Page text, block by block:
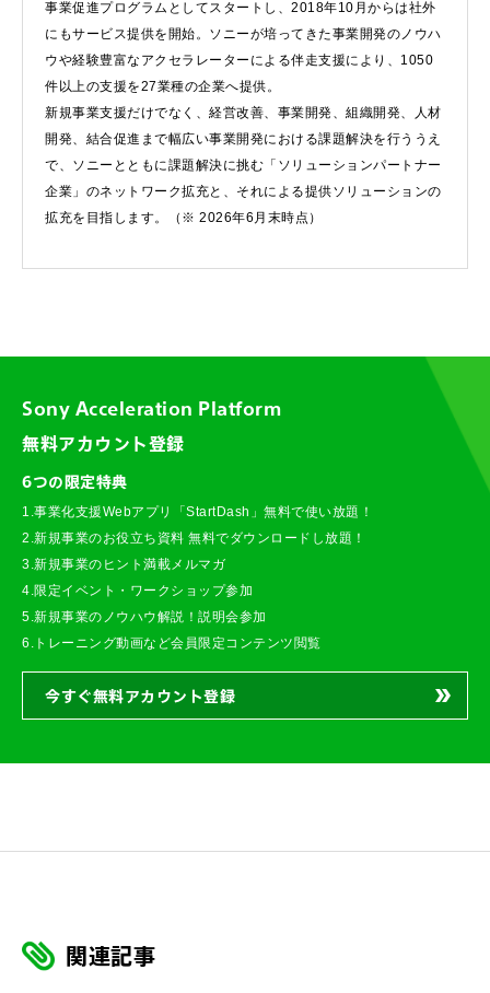
事業促進プログラムとしてスタートし、2018年10月からは社外
にもサービス提供を開始。ソニーが培ってきた事業開発のノウハ
ウや経験豊富なアクセラレーターによる伴走支援により、1050
件以上の支援を27業種の企業へ提供。
新規事業支援だけでなく、経営改善、事業開発、組織開発、人材
開発、結合促進まで幅広い事業開発における課題解決を行ううえ
で、ソニーとともに課題解決に挑む「ソリューションパートナー
企業」のネットワーク拡充と、それによる提供ソリューションの
拡充を目指します。（※ 2026年6月末時点）
Sony Acceleration Platform
無料アカウント登録
6つの限定特典
1.事業化支援Webアプリ「StartDash」無料で使い放題！
2.新規事業のお役立ち資料 無料でダウンロードし放題！
3.新規事業のヒント満載メルマガ
4.限定イベント・ワークショップ参加
5.新規事業のノウハウ解説！説明会参加
6.トレーニング動画など会員限定コンテンツ閲覧
今すぐ無料アカウント登録
関連記事